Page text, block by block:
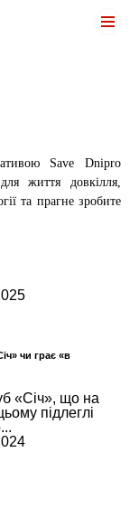
Save Dnipro
життя довкілля,
та прагне зробите
чи грає «в
«Січ», що на
підлеглі